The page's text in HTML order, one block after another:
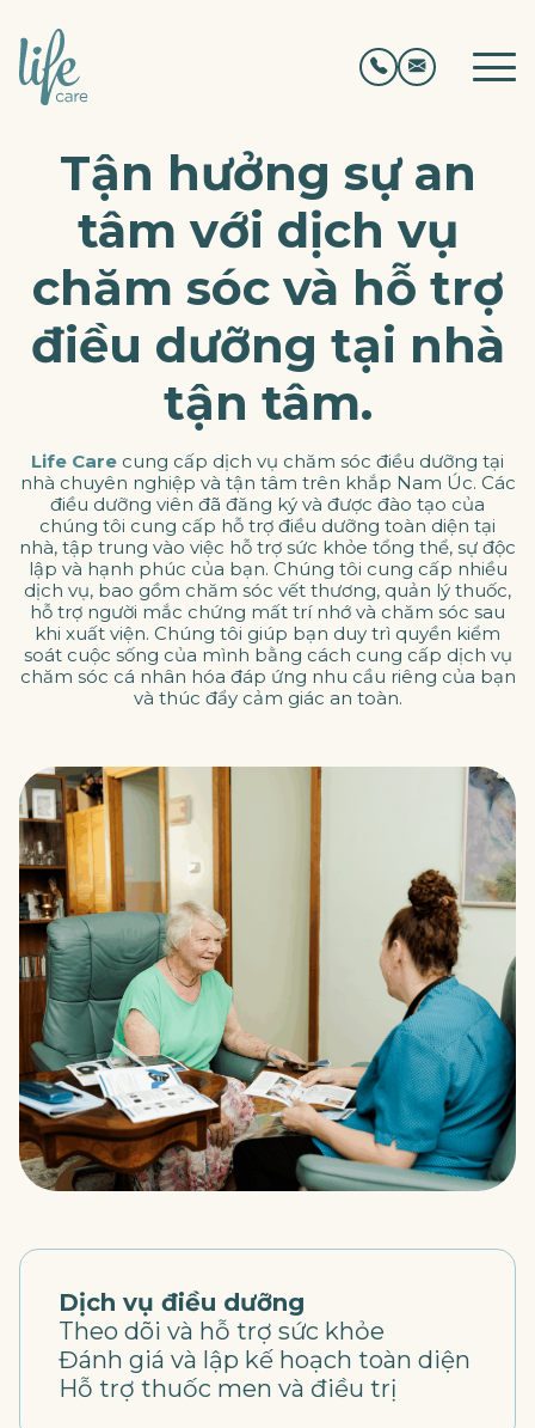
Tận hưởng sự an
tâm với dịch vụ
chăm sóc và hỗ trợ
điều dưỡng tại nhà
tận tâm.
Life Care cung cấp dịch vụ chăm sóc điều dưỡng tại
nhà chuyên nghiệp và tận tâm trên khắp Nam Úc. Các
điều dưỡng viên đã đăng ký và được đào tạo của
chúng tôi cung cấp hỗ trợ điều dưỡng toàn diện tại
nhà, tập trung vào việc hỗ trợ sức khỏe tổng thể, sự độc
lập và hạnh phúc của bạn. Chúng tôi cung cấp nhiều
dịch vụ, bao gồm chăm sóc vết thương, quản lý thuốc,
hỗ trợ người mắc chứng mất trí nhớ và chăm sóc sau
khi xuất viện. Chúng tôi giúp bạn duy trì quyền kiểm
soát cuộc sống của mình bằng cách cung cấp dịch vụ
chăm sóc cá nhân hóa đáp ứng nhu cầu riêng của bạn
và thúc đẩy cảm giác an toàn.
Dịch vụ điều dưỡng
Theo dõi và hỗ trợ sức khỏe
Đánh giá và lập kế hoạch toàn diện
Hỗ trợ thuốc men và điều trị